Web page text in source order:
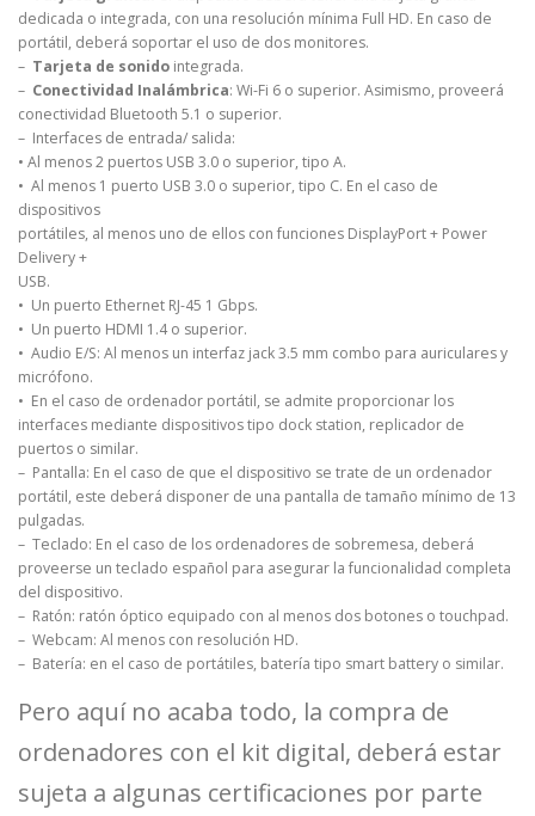
dedicada o integrada, con una resolución mínima Full HD. En caso de
portátil, deberá soportar el uso de dos monitores.
– Tarjeta de sonido integrada.
– Conectividad Inalámbrica: Wi-Fi 6 o superior. Asimismo, proveerá
conectividad Bluetooth 5.1 o superior.
– Interfaces de entrada/ salida:
• Al menos 2 puertos USB 3.0 o superior, tipo A.
• Al menos 1 puerto USB 3.0 o superior, tipo C. En el caso de
dispositivos
portátiles, al menos uno de ellos con funciones DisplayPort + Power
Delivery +
USB.
• Un puerto Ethernet RJ-45 1 Gbps.
• Un puerto HDMI 1.4 o superior.
• Audio E/S: Al menos un interfaz jack 3.5 mm combo para auriculares y
micrófono.
• En el caso de ordenador portátil, se admite proporcionar los
interfaces mediante dispositivos tipo dock station, replicador de
puertos o similar.
– Pantalla: En el caso de que el dispositivo se trate de un ordenador
portátil, este deberá disponer de una pantalla de tamaño mínimo de 13
pulgadas.
– Teclado: En el caso de los ordenadores de sobremesa, deberá
proveerse un teclado español para asegurar la funcionalidad completa
del dispositivo.
– Ratón: ratón óptico equipado con al menos dos botones o touchpad.
– Webcam: Al menos con resolución HD.
– Batería: en el caso de portátiles, batería tipo smart battery o similar.
Pero aquí no acaba todo, la compra de
ordenadores con el kit digital, deberá estar
sujeta a algunas certificaciones por parte